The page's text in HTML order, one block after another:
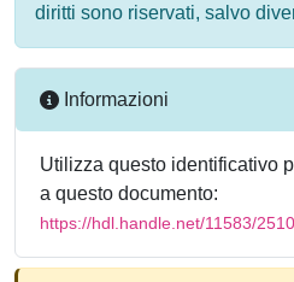
diritti sono riservati, salvo
Informazioni
Utilizza questo identificativo
a questo documento:
https://hdl.handle.net/11583/